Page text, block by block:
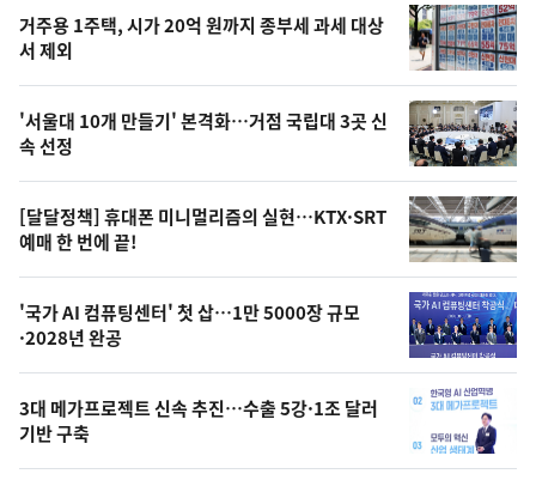
최
신,
오
늘
의
영
상
오
늘
의
사
진
기
뉴
스
거주용 1주택, 시가 20억 원까지 종부세 과세 대상
서 제외
'서울대 10개 만들기' 본격화…거점 국립대 3곳 신
속 선정
[달달정책] 휴대폰 미니멀리즘의 실현…KTX·SRT
예매 한 번에 끝!
'국가 AI 컴퓨팅센터' 첫 삽…1만 5000장 규모
·2028년 완공
3대 메가프로젝트 신속 추진…수출 5강·1조 달러
기반 구축